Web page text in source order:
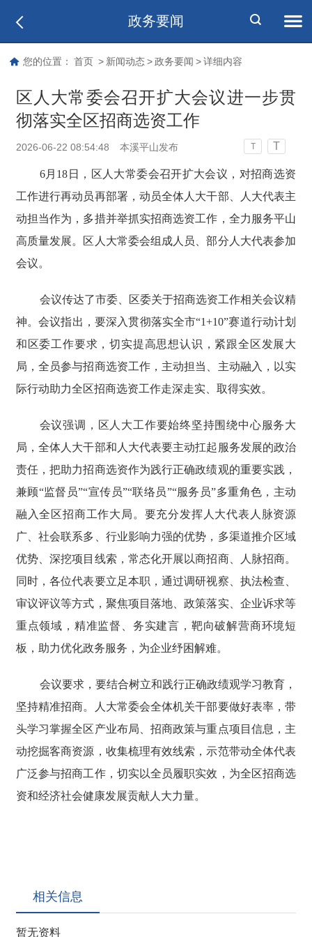
政务要闻
您的位置： 首页 > 新闻动态 > 政务要闻 > 详细内容
区人大常委会召开扩大会议进一步贯
彻落实全区招商选资工作
2026-06-22 08:54:48 本溪平山发布 T T
6月18日，区人大常委会召开扩大会议，对招商选资
工作进行再动员再部署，动员全体人大干部、人大代表主
动担当作为，多措并举抓实招商选资工作，全力服务平山
高质量发展。区人大常委会组成人员、部分人大代表参加
会议。
会议传达了市委、区委关于招商选资工作相关会议精
神。会议指出，要深入贯彻落实全市“1+10”赛道行动计划
和区委工作要求，切实提高思想认识，紧跟全区发展大
局，全员参与招商选资工作，主动担当、主动融入，以实
际行动助力全区招商选资工作走深走实、取得实效。
会议强调，区人大工作要始终坚持围绕中心服务大
局，全体人大干部和人大代表要主动扛起服务发展的政治
责任，把助力招商选资作为践行正确政绩观的重要实践，
兼顾“监督员”“宣传员”“联络员”“服务员”多重角色，主动
融入全区招商工作大局。要充分发挥人大代表人脉资源
广、社会联系多、行业影响力强的优势，多渠道推介区域
优势、深挖项目线索，常态化开展以商招商、人脉招商。
同时，各位代表要立足本职，通过调研视察、执法检查、
审议评议等方式，聚焦项目落地、政策落实、企业诉求等
重点领域，精准监督、务实建言，靶向破解营商环境短
板，助力优化政务服务，为企业纾困解难。
会议要求，要结合树立和践行正确政绩观学习教育，
坚持精准招商。人大常委会全体机关干部要做好表率，带
头学习掌握全区产业布局、招商政策与重点项目信息，主
动挖掘客商资源，收集梳理有效线索，示范带动全体代表
广泛参与招商工作，切实以全员履职实效，为全区招商选
资和经济社会健康发展贡献人大力量。
相关信息
暂无资料